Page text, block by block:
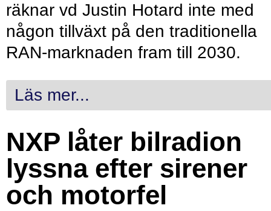
räknar vd Justin Hotard inte med
någon tillväxt på den traditionella
RAN-marknaden fram till 2030.
Läs mer...
NXP låter bilradion
lyssna efter sirener
och motorfel